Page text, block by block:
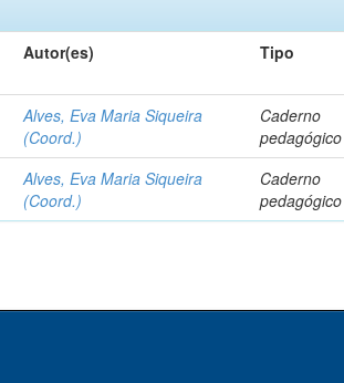
Autor(es) Tipo
Alves, Eva Maria Siqueira
(Coord.)
Caderno
pedagógico
Alves, Eva Maria Siqueira
(Coord.)
Caderno
pedagógico